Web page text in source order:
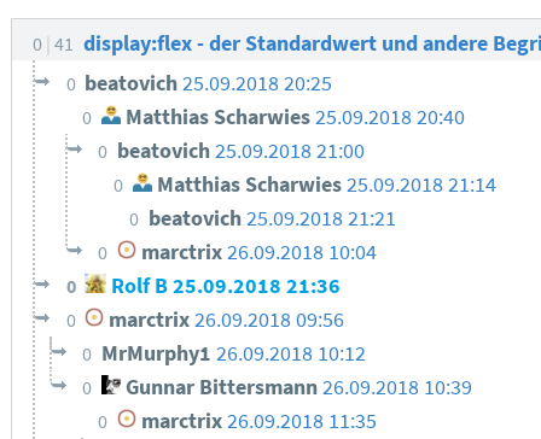
0 41 display:flex - der Standardwert und andere
0 beatovich25.09.2018 20:25
0 Matthias Scharwies 25.09.2018 20:40
0 beatovich25.09.2018 21:00
0 Matthias Scharwies25.09.2018 21:14
0 beatovich25.09.2018 21:21
0 marctrix26.09.2018 10:04
0 Rolf B25.09.2018 21:36
0 marctrix26.09.2018 09:56
0 MrMurphy1 26.09.2018 10:12
0 Gunnar Bittersmann 26.09.2018 10:39
0 marctrix26.09.2018 11:35